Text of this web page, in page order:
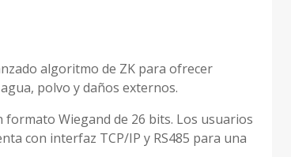
algoritmo de ZK para ofrecer
polvo y daños externos.
Wiegand de 26 bits. Los usuarios
con interfaz TCP/IP y RS485 para una